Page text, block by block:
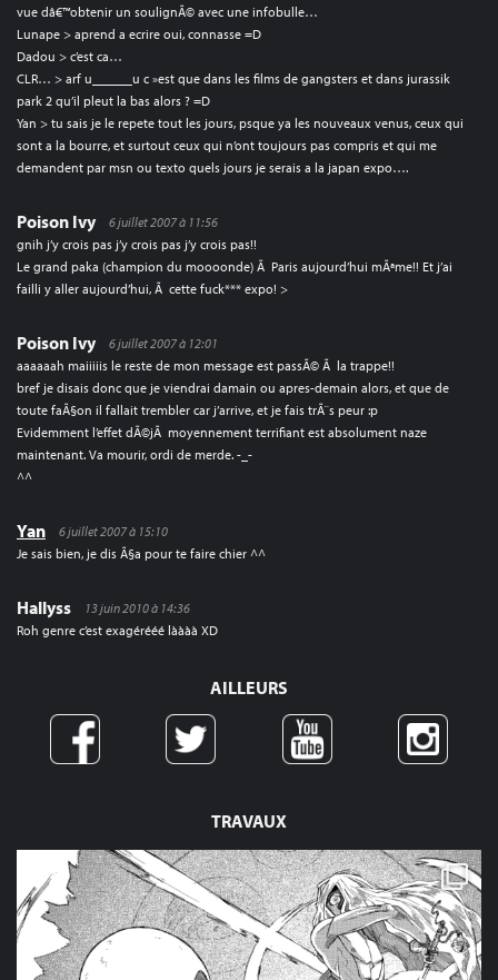
TRAVAUX
vue dâ€™obtenir un soulignÃ© avec une infobulle…
Lunape > aprend a ecrire oui, connasse =D
Dadou > c’est ca…
CLR… > arf u______u c »est que dans les films de gangsters et dans jurassik
park 2 qu’il pleut la bas alors ? =D
Yan > tu sais je le repete tout les jours, psque ya les nouveaux venus, ceux qui
sont a la bourre, et surtout ceux qui n’ont toujours pas compris et qui me
demandent par msn ou texto quels jours je serais a la japan expo….
Poison Ivy
6 juillet 2007 à 11:56
gnih j’y crois pas j’y crois pas j’y crois pas!!
Le grand paka (champion du moooonde) Ã Paris aujourd’hui mÃªme!! Et j’ai
failli y aller aujourd’hui, Ã cette fuck*** expo! >
Poison Ivy
6 juillet 2007 à 12:01
aaaaaah maiiiiis le reste de mon message est passÃ© Ã la trappe!!
bref je disais donc que je viendrai damain ou apres-demain alors, et que de
toute faÃ§on il fallait trembler car j’arrive, et je fais trÃ¨s peur :p
Evidemment l’effet dÃ©jÃ moyennement terrifiant est absolument naze
maintenant. Va mourir, ordi de merde. -_-
^^
Yan
6 juillet 2007 à 15:10
Je sais bien, je dis Ã§a pour te faire chier ^^
Hallyss
13 juin 2010 à 14:36
Roh genre c’est exagérééé làààà XD
AILLEURS